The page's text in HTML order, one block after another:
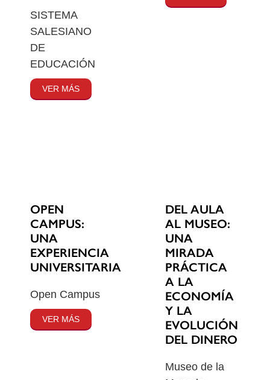
SISTEMA
SALESIANO
DE
EDUCACIÓN
VER MÁS
OPEN
CAMPUS:
UNA
EXPERIENCIA
UNIVERSITARIA
Open Campus
VER MÁS
DEL AULA
AL MUSEO:
UNA
MIRADA
PRÁCTICA
A LA
ECONOMÍA
Y LA
EVOLUCIÓN
DEL DINERO
Museo de la